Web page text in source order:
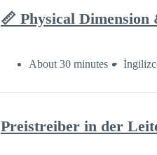
📏 Physical Dimension
About 30 minutes
Preistreiber in der